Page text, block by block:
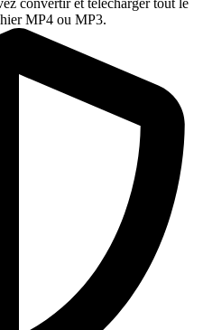
convertir et télécharger tout le
MP4 ou MP3.